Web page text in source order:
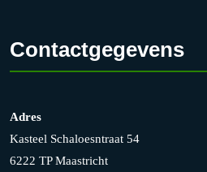
Contactgegevens
Adres
Kasteel Schaloesntraat 54
6222 TP Maastricht